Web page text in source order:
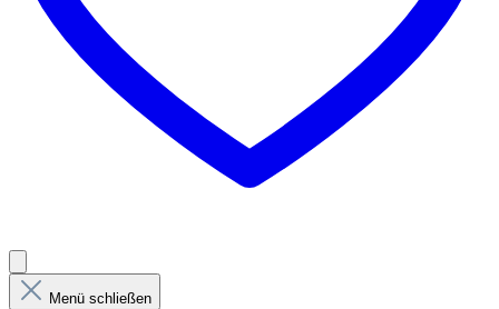
Menü schließen